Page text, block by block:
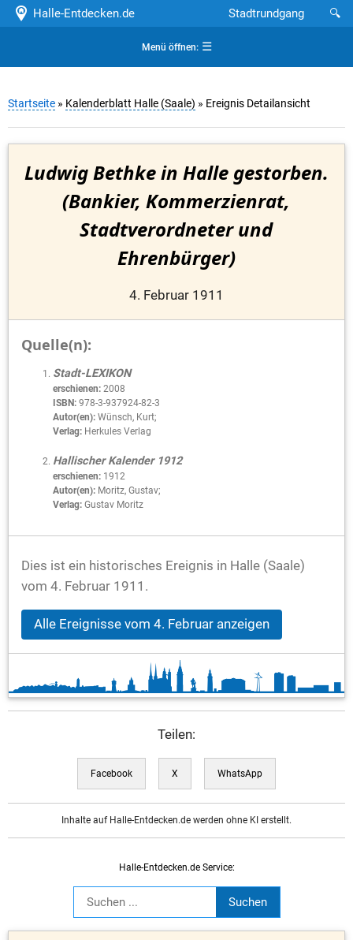
Halle-Entdecken.de 🔍
Stadtrundgang
Menü öffnen:☰
Startseite » Kalenderblatt Halle (Saale) » Ereignis Detailansicht
Ludwig Bethke in Halle gestorben.
(Bankier, Kommerzienrat,
Stadtverordneter und
Ehrenbürger)
4. Februar 1911
Quelle(n):
Stadt-LEXIKON
erschienen: 2008
ISBN: 978-3-937924-82-3
Autor(en): Wünsch, Kurt;
Verlag: Herkules Verlag
Hallischer Kalender 1912
erschienen: 1912
Autor(en): Moritz, Gustav;
Verlag: Gustav Moritz
Dies ist ein historisches Ereignis in Halle (Saale)
vom 4. Februar 1911.
Alle Ereignisse vom 4. Februar anzeigen
Teilen:
Facebook X WhatsApp
Inhalte auf Halle-Entdecken.de werden ohne KI erstellt.
Halle-Entdecken.de Service: